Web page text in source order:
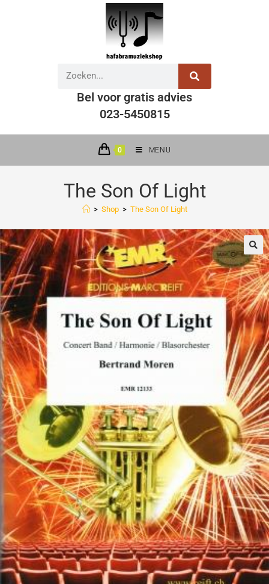
Bel voor gratis advies
023-5450815
0 MENU
The Son Of Light
> Shop > The Son Of Light
🔍